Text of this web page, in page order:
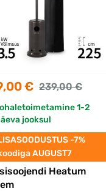
€ 239,00 €
1-2
jooksul
-7%
AUGUST7
Heatum